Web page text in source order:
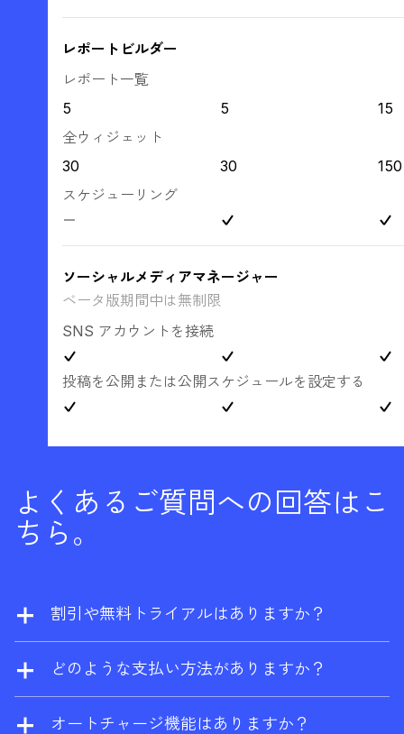
レポートビルダー
レポート一覧
5
5
15
全ウィジェット
30
30
150
スケジューリング
ソーシャルメディアマネージャー
ベータ版期間中は無制限
SNS アカウントを接続
投稿を公開または公開スケジュールを設定する
よくあるご質問への回答はこ
ちら。
割引や無料トライアルはありますか？
当社では割引を提供しておりません。ただ
し、ウェブサイトの所有者であれば、
およびサイト監査を一定回数まで無料で利用
どのような支払い方法がありますか？
Visa、Mastercard、American Express、
UnionPay がご利用いただけます。エンタープ
オートチャージ機能はありますか？